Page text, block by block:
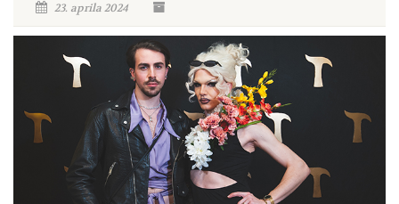
23. aprila 2024